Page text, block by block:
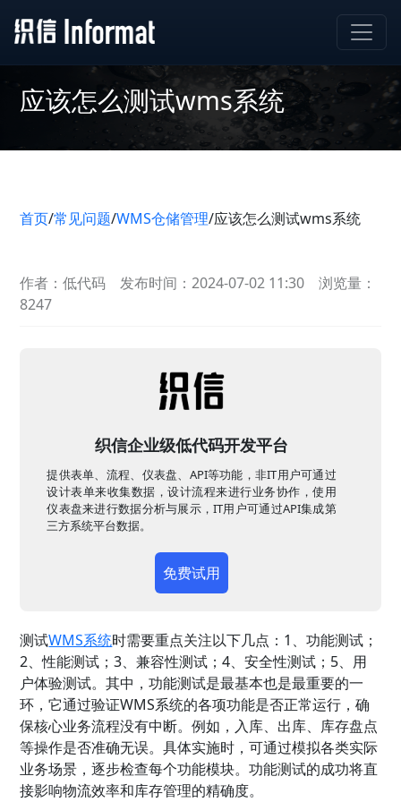
应该怎么测试wms系统
首页/常见问题/WMS仓储管理/应该怎么测试wms系统
作者：低代码 发布时间：2024-07-02 11:30
浏览量：
8247
织信企业级低代码开发平台
提供表单、流程、仪表盘、API等功能，非IT用户可通过
设计表单来收集数据，设计流程来进行业务协作，使用
仪表盘来进行数据分析与展示，IT用户可通过API集成第
三方系统平台数据。
免费试用
测试WMS系统时需要重点关注以下几点：1、功能测试；
2、性能测试；3、兼容性测试；4、安全性测试；5、用
户体验测试。其中，功能测试是最基本也是最重要的一
环，它通过验证WMS系统的各项功能是否正常运行，确
保核心业务流程没有中断。例如，入库、出库、库存盘点
等操作是否准确无误。具体实施时，可通过模拟各类实际
业务场景，逐步检查每个功能模块。功能测试的成功将直
接影响物流效率和库存管理的精确度。